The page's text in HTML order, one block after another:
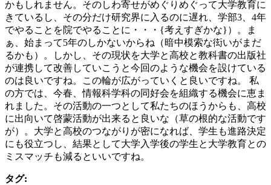
かもしれません。そのしわ寄せがめぐりめぐって大学教育に
きているし、その分だけ研究界に入るのに遅れ、学部3、4年
でやることを院でやることに・・・{考えすぎかな}）。ま
ぁ、始まって5年のしかないからね（暗中模索な衒いがまだ
るかも）。しかし、その現状を大学と高校と教科書の出版社
が連携して改善していこうと今回のような機会を設けている
のは良いですね。この輪が広がっていくと良いですね。 私
の方では、今春、情報科学科の同好会を組織する機会に恵ま
れました。その活動の一つとして私たちのほうからも、高校
に出向いて啓蒙活動が出来ると良いな（草の根的な活動です
が）。大学と高校のつながりが密になれば、学生も進路決定
にも役立つし、結果として大学入学後の学生と大学教育との
ミスマッチも減るといいですね。
タグ: